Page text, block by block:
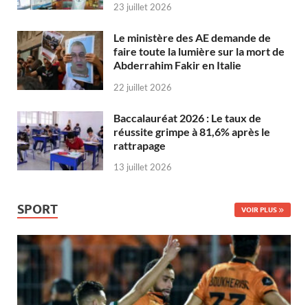
23 juillet 2026
Le ministère des AE demande de
faire toute la lumière sur la mort de
Abderrahim Fakir en Italie
22 juillet 2026
Baccalauréat 2026 : Le taux de
réussite grimpe à 81,6% après le
rattrapage
13 juillet 2026
SPORT VOIR PLUS